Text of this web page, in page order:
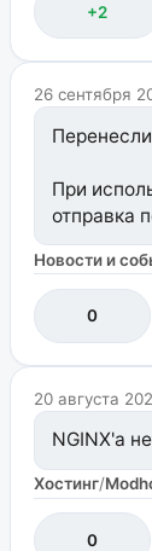
+2
26 сентября
При
отправка
Баланс не
Новости и
0
20 августа
NGINX'а
Хостинг/
0